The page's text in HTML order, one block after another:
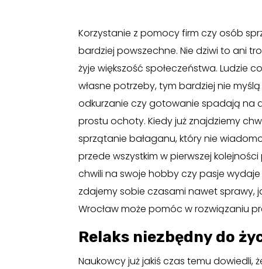
Korzystanie z pomocy firm czy osób
bardziej powszechne. Nie dziwi to ani
żyje większość społeczeństwa. Ludzie
własne potrzeby, tym bardziej nie
odkurzanie czy gotowanie spadają na
prostu ochoty. Kiedy już znajdziemy
sprzątanie bałaganu, który nie
przede wszystkim w pierwszej
chwili na swoje hobby czy pasje wydaje
zdajemy sobie czasami nawet sprawy,
Wrocław może pomóc w rozwiązaniu
Relaks niezbędny do
Naukowcy już jakiś czas temu dowiedli,